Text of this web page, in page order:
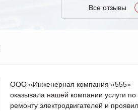
Все отзывы
ООО «Инженерная компания «555»
оказывала нашей компании услуги по
ремонту электродвигателей и